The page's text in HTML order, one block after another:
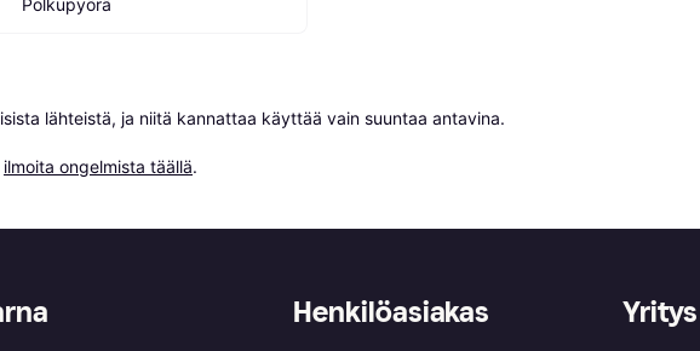
Polkupyörä
lähteistä, ja niitä kannattaa käyttää vain suuntaa antavina.
ilmoita ongelmista täällä.
Henkilöasiakas Yritys